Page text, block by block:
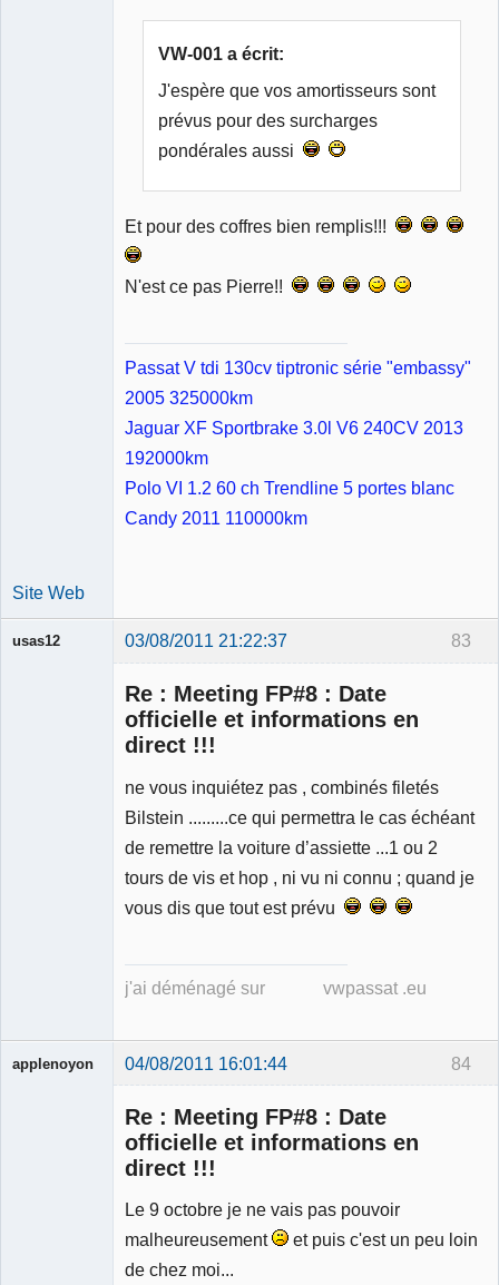
VW-001 a écrit:
J'espère que vos amortisseurs sont
prévus pour des surcharges
pondérales aussi
Et pour des coffres bien remplis!!!
N'est ce pas Pierre!!
Passat V tdi 130cv tiptronic série "embassy"
2005 325000km
Jaguar XF Sportbrake 3.0l V6 240CV 2013
192000km
Polo VI 1.2 60 ch Trendline 5 portes blanc
Candy 2011 110000km
Site Web
83
usas12 03/08/2011 21:22:37
Re : Meeting FP#8 : Date
officielle et informations en
direct !!!
ne vous inquiétez pas , combinés filetés
Bilstein .........ce qui permettra le cas échéant
de remettre la voiture d’assiette ...1 ou 2
tours de vis et hop , ni vu ni connu ; quand je
vous dis que tout est prévu
j'ai déménagé sur vwpassat .eu
84
applenoyon 04/08/2011 16:01:44
Re : Meeting FP#8 : Date
officielle et informations en
direct !!!
Le 9 octobre je ne vais pas pouvoir
malheureusement
et puis c'est un peu loin
de chez moi...